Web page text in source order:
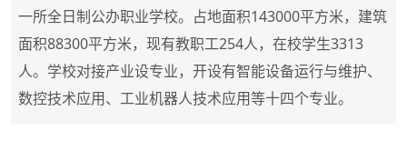
一所全日制公办职业学校。占地面积143000平方米，建筑
面积88300平方米，现有教职工254人，在校学生3313
人。学校对接产业设专业，开设有智能设备运行与维护、
数控技术应用、工业机器人技术应用等十四个专业。